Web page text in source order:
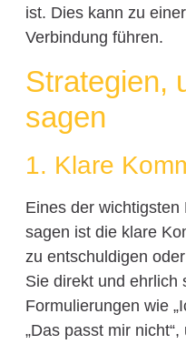
ist. Dies kann zu
Verbindung führen.
Strategien,
sagen
1. Klare
Eines der wichtigsten
sagen ist die klare
zu entschuldigen
Sie direkt und ehrlich
Formulierungen wie
„Das passt mir